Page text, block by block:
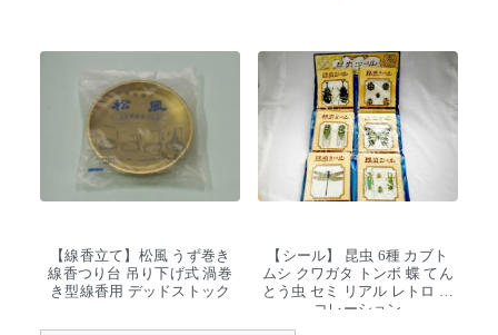
【線香立て】松風 うず巻き
線香つり台 吊り下げ式 渦巻
き型線香用 デッドストック
【シール】 昆虫 6種 カブト
ムシ クワガタ トンボ 蝶 てん
とう虫 セミ リアル レトロ デ
コレーション